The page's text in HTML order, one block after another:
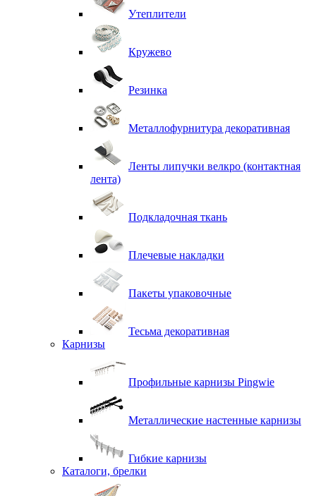
Утеплители
Кружево
Резинка
Металлофурнитура декоративная
Ленты липучки велкро (контактная
лента)
Подкладочная ткань
Плечевые накладки
Пакеты упаковочные
Тесьма декоративная
Карнизы
Профильные карнизы Pingwie
Металлические настенные карнизы
Гибкие карнизы
Каталоги, брелки